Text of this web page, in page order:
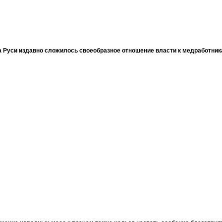
Руси издавно сложилось своеобразное отношение власти к